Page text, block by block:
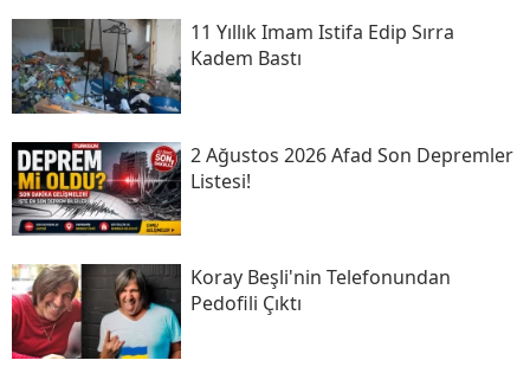
11 Yıllık Imam Istifa Edip Sırra
Kadem Bastı
2 Ağustos 2026 Afad Son Depremler
Listesi!
Koray Beşli'nin Telefonundan
Pedofili Çıktı